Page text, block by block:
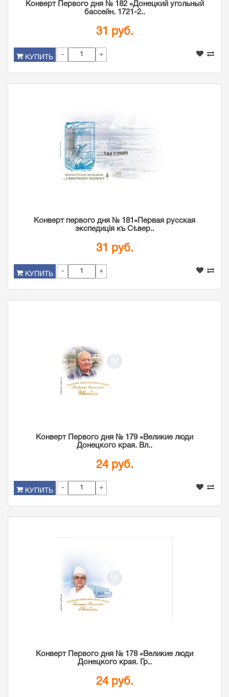
Конверт Первого дня № 182 «Донецкий угольный
бассейн. 1721-2..
31 руб.
КУПИТЬ - +
Конверт первого дня № 181«Первая русская
экспедиція къ Сѣвер..
31 руб.
КУПИТЬ - +
Конверт Первого дня № 179 «Великие люди
Донецкого края. Вл..
24 руб.
КУПИТЬ - +
Конверт Первого дня № 178 «Великие люди
Донецкого края. Гр..
24 руб.